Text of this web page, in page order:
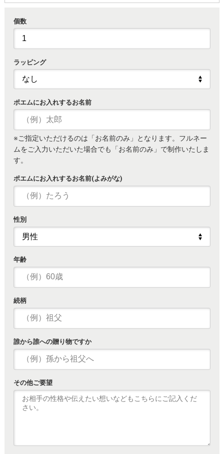
個数
ラッピング
ポエムにお入れするお名前
※ご指定いただけるのは「お名前のみ」となります。フルネー
ムをご入力いただいた場合でも「お名前のみ」で制作いたしま
す。
ポエムにお入れするお名前(よみがな)
性別
年齢
続柄
誰から誰への贈り物ですか
その他ご要望